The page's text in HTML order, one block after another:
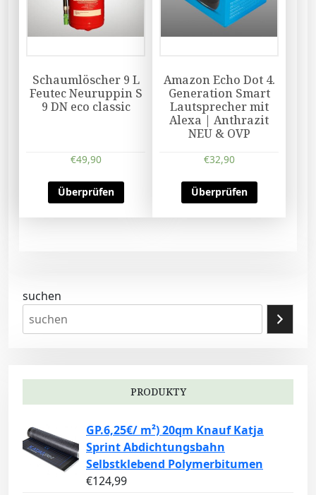
Schaumlöscher 9 L
Feutec Neuruppin S
9 DN eco classic
€49,90
Überprüfen
Amazon Echo Dot 4.
Generation Smart
Lautsprecher mit
Alexa | Anthrazit
NEU & OVP
€32,90
Überprüfen
suchen
PRODUKTY
GP.6,25€/ m²) 20qm Knauf Katja
Sprint Abdichtungsbahn
Selbstklebend Polymerbitumen
€124,99